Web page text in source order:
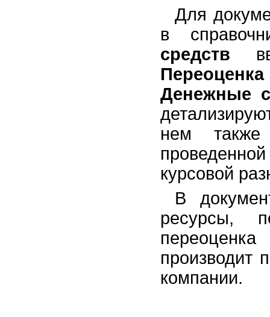
Для
в
средств
Денежные
нем
курсовой
В
ресурсы,
производит
компании.